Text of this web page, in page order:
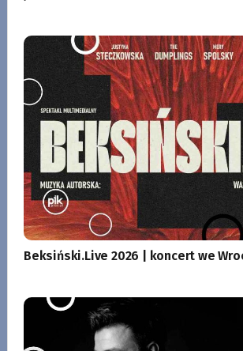
Beksiński.Live 2026 | koncert we